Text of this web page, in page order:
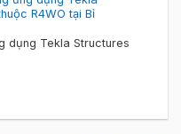
R4WO tại Bỉ
dụng Tekla Structures